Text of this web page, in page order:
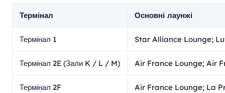
Термінал Основні лаунжі
Термінал 1 Star Alliance Lounge;
Термінал 2E (Зали K / L / M) Air France Lounge; Air
Термінал 2F Air France Lounge; La